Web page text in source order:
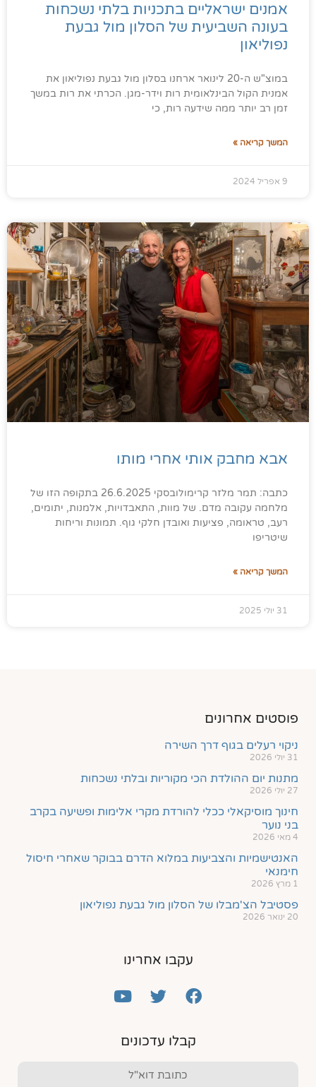
אמנים ישראליים בתכניות בלתי נשכחות
בעונה השביעית של הסלון מול גבעת
נפוליאון
במוצ"ש ה-20 לינואר ארחנו בסלון מול גבעת נפוליאון את
אמנית הקול הבינלאומית רות וידר-מגן. הכרתי את רות במשך
זמן רב יותר ממה שידעה רות, כי
המשך קריאה »
9 אפריל 2024
אבא מחבק אותי אחרי מותו
כתבה: תמר מלזר קרימולובסקי 26.6.2025 בתקופה הזו של
מלחמה עקובה מדם. של מוות, התאבדויות, אלמנות, יתומים,
רעב, טראומה, פציעות ואובדן חלקי גוף. תמונות וריחות
שיטריפו
המשך קריאה »
31 יולי 2025
פוסטים אחרונים
ניקוי רעלים בגוף דרך השירה
31 יולי 2026
מתנות יום ההולדת הכי מקוריות ובלתי נשכחות
27 יולי 2026
חינוך מוסיקאלי ככלי להורדת מקרי אלימות ופשיעה בקרב
בני נוער
4 מאי 2026
האנטישמיות והצביעות במלוא הדרם בבוקר שאחרי חיסול
חימנאי
1 מרץ 2026
פסטיבל הצ'מבלו של הסלון מול גבעת נפוליאון
20 ינואר 2026
עקבו אחרינו
קבלו עדכונים